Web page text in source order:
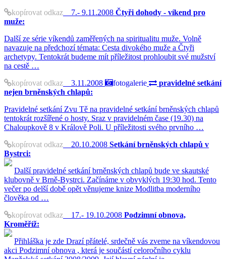
kopírovat odkaz 7.- 9.11.2008 Čtyři dohody - víkend pro
muže:
Další ze série víkendů zaměřených na spiritualitu muže. Volně
navazuje na předchozí témata: Cesta divokého muže a Čtyři
archetypy. Tentokrát budeme mít příležitost prohloubit své mužství
na cestě …
kopírovat odkaz 3.11.2008 fotogalerie
pravidelné setkání
nejen brněnských chlapů:
Pravidelné setkání Zvu Tě na pravidelné setkání brněnských chlapů
tentokrát rozšířené o hosty. Sraz v pravidelném čase (19.30) na
Chaloupkově 8 v Králově Poli. U příležitosti svého prvního …
kopírovat odkaz 20.10.2008 Setkání brněnských chlapů v
Bystrci:
Další pravidelné setkání brněnských chlapů bude ve skautské
klubovně v Brně-Bystrci. Začínáme v obvyklých 19:30 hod. Tento
večer po delší době opět věnujeme knize Modlitba moderního
člověka od …
kopírovat odkaz 17.- 19.10.2008 Podzimní obnova,
Kroměříž:
Přihláška je zde Drazí přátelé, srdečně vás zveme na víkendovou
akci Podzimní obnova , která je součástí celoročního cyklu